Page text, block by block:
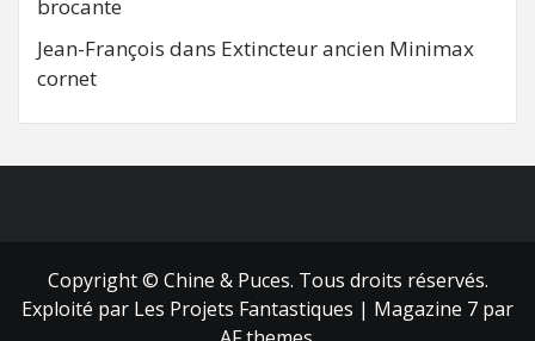
brocante
Jean-François dans Extincteur ancien Minimax
cornet
Copyright © Chine & Puces. Tous droits réservés.
Exploité par Les Projets Fantastiques | Magazine 7 par